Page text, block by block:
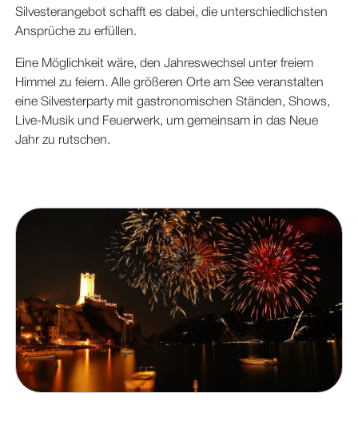
Silvesterangebot schafft es dabei, die unterschiedlichsten
Ansprüche zu erfüllen.
Eine Möglichkeit wäre, den Jahreswechsel unter freiem
Himmel zu feiern. Alle größeren Orte am See veranstalten
eine Silvesterparty mit gastronomischen Ständen, Shows,
Live-Musik und Feuerwerk, um gemeinsam in das Neue
Jahr zu rutschen.